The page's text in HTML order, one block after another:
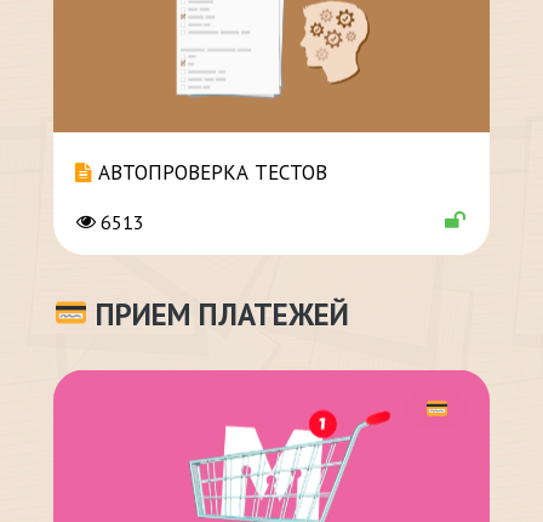
АВТОПРОВЕРКА ТЕСТОВ
6513
ПРИЕМ ПЛАТЕЖЕЙ